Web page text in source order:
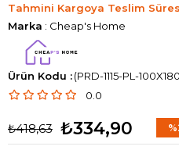
Tahmini Kargoya Teslim
Marka : Cheap's Home
(PRD-1115-PL-
0.0
₺418,63 ₺334,90 %